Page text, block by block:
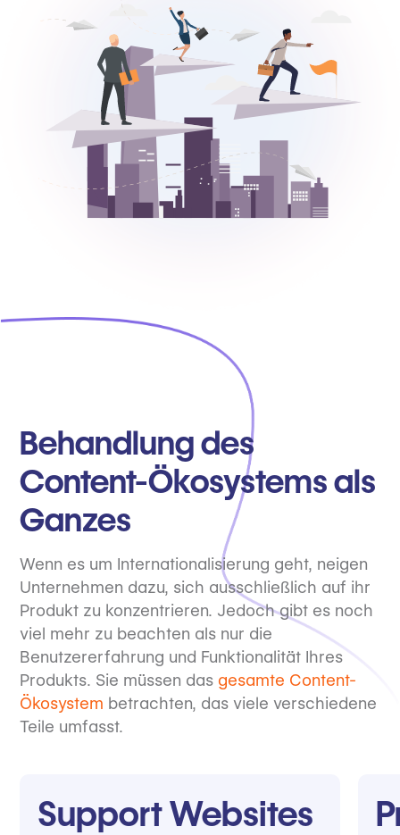
Behandlung des
Content-Ökosystems als
Ganzes
Wenn es um Internationalisierung geht, neigen
Unternehmen dazu, sich ausschließlich auf ihr
Produkt zu konzentrieren. Jedoch gibt es noch
viel mehr zu beachten als nur die
Benutzererfahrung und Funktionalität Ihres
Produkts. Sie müssen das gesamte Content-
Ökosystem betrachten, das viele verschiedene
Teile umfasst.
Support Websites